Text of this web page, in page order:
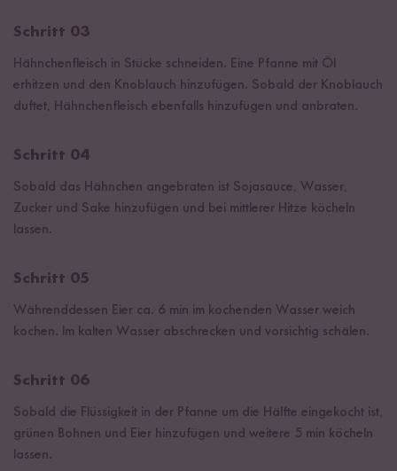
Schritt 03
Hähnchenfleisch in Stücke schneiden. Eine Pfanne mit Öl
erhitzen und den Knoblauch hinzufügen. Sobald der Knoblauch
duftet, Hähnchenfleisch ebenfalls hinzufügen und anbraten.
Schritt 04
Sobald das Hähnchen angebraten ist Sojasauce, Wasser,
Zucker und Sake hinzufügen und bei mittlerer Hitze köcheln
lassen.
Schritt 05
Währenddessen Eier ca. 6 min im kochenden Wasser weich
kochen. Im kalten Wasser abschrecken und vorsichtig schälen.
Schritt 06
Sobald die Flüssigkeit in der Pfanne um die Hälfte eingekocht ist,
grünen Bohnen und Eier hinzufügen und weitere 5 min köcheln
lassen.